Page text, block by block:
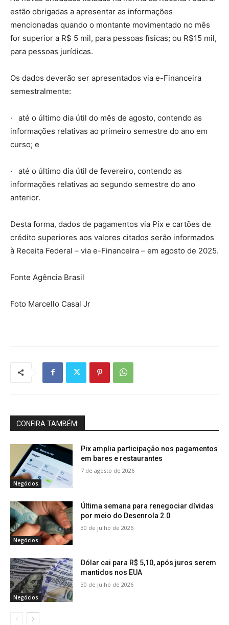
estão obrigadas a apresentar as informações
mencionadas quando o montante movimentado no mês
for superior a R$ 5 mil, para pessoas físicas; ou R$15 mil,
para pessoas jurídicas.
Os dados deverão ser apresentados via e-Financeira
semestralmente:
· até o último dia útil do mês de agosto, contendo as
informações relativas ao primeiro semestre do ano em
curso; e
· até o último dia útil de fevereiro, contendo as
informações relativas ao segundo semestre do ano
anterior.
Desta forma, dados de pagamentos via Pix e cartões de
crédito superiores aos valores citados serão informados
à Receita Federal – via e-Financeira – em agosto de 2025.
Fonte Agência Brasil
Foto Marcello Casal Jr
CONFIRA TAMBÉM:
Negócios
Pix amplia participação nos pagamentos
em bares e restaurantes
7 de agosto de 2026
Negócios
Última semana para renegociar dívidas
por meio do Desenrola 2.0
30 de julho de 2026
Negócios
Dólar cai para R$ 5,10, após juros serem
mantidos nos EUA
30 de julho de 2026